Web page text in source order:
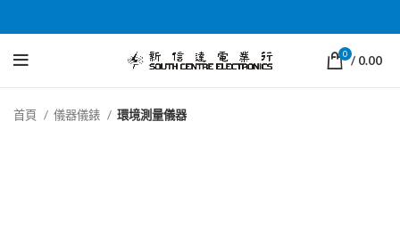
0 / 0.00
首頁 儀器儀錶 環境測量儀器